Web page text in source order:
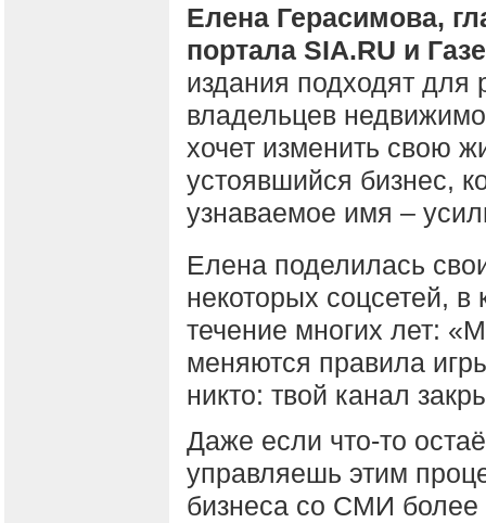
Елена Герасимова,
портала SIA.RU и
издания подходят для
владельцев
хочет изменить свою
устоявшийся бизнес,
узнаваемое имя –
Елена поделилась
некоторых соцсетей, в
течение многих лет:
меняются правила
никто: твой канал
Даже если что-то
управляешь этим
бизнеса со СМИ более